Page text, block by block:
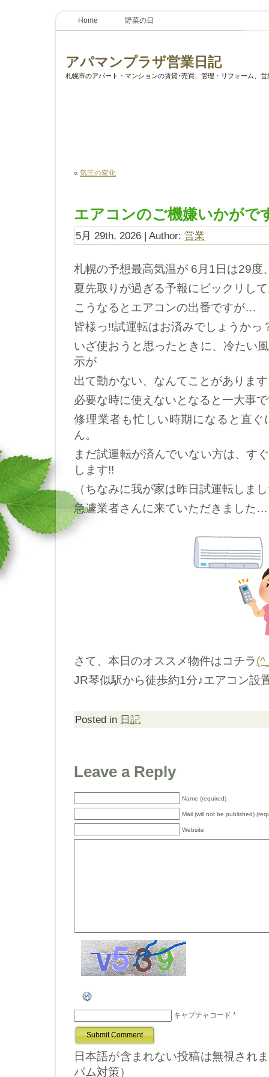
Home 野菜の日
アパマンプラザ営業日記
札幌市のアパート・マンションの賃貸･売買、管理・リフォーム、営
« 気圧の変化
エアコンのご機嫌いかがで
5月 29th, 2026 | Author: 営業
札幌の予想最高気温が 6月1日は29度
夏先取りが過ぎる予報にビックリし
こうなるとエアコンの出番ですが…
皆様っ!!試運転はお済みでしょうかっ
いざ使おうと思ったときに、冷たい
示が
出て動かない、なんてことがありま
必要な時に使えないとなると一大事
修理業者も忙しい時期になると直
ん。
まだ試運転が済んでいない方は、す
します!!
（ちなみに我が家は昨日試運転しま
急遽業者さんに来ていただきました
さて、本日のオススメ物件はコチラ
JR琴似駅から徒歩約1分♪エアコン設
Posted in 日記
Leave a Reply
Name (required)
Mail (will not be published)
Website
キャプチャコード *
日本語が含まれない投稿は無視され
パム対策）